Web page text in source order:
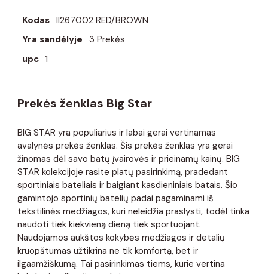
Kodas II267002 RED/BROWN
Yra sandėlyje 3 Prekės
upc 1
Prekės ženklas Big Star
BIG STAR yra populiarius ir labai gerai vertinamas
avalynės prekės ženklas. Šis prekės ženklas yra gerai
žinomas dėl savo batų įvairovės ir prieinamų kainų. BIG
STAR kolekcijoje rasite platų pasirinkimą, pradedant
sportiniais bateliais ir baigiant kasdieniniais batais. Šio
gamintojo sportinių batelių padai pagaminami iš
tekstilinės medžiagos, kuri neleidžia praslysti, todėl tinka
naudoti tiek kiekvieną dieną tiek sportuojant.
Naudojamos aukštos kokybės medžiagos ir detalių
kruopštumas užtikrina ne tik komfortą, bet ir
ilgaamžiškumą. Tai pasirinkimas tiems, kurie vertina